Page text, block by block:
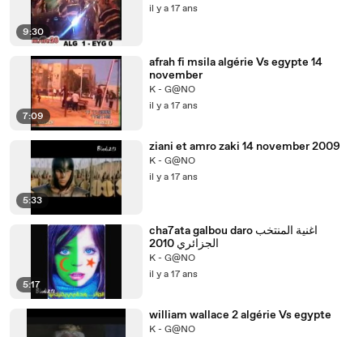
9:30
il y a 17 ans
7:09
afrah fi msila algérie Vs egypte 14
november
K - G@NO
il y a 17 ans
5:33
ziani et amro zaki 14 november 2009
K - G@NO
il y a 17 ans
5:17
cha7ata galbou daro اغنية المنتخب
الجزائري 2010
K - G@NO
il y a 17 ans
william wallace 2 algérie Vs egypte
K - G@NO